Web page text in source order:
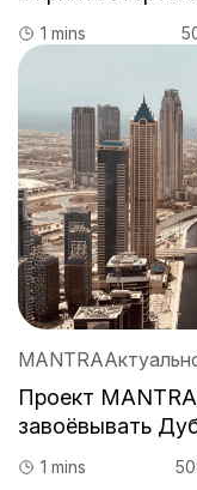
1 mins
MANTRA
Проект
завоёвывать
1 mins